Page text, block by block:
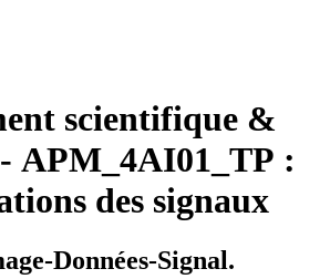
scientifique &
- APM_4AI01_TP :
des signaux
Données-Signal.